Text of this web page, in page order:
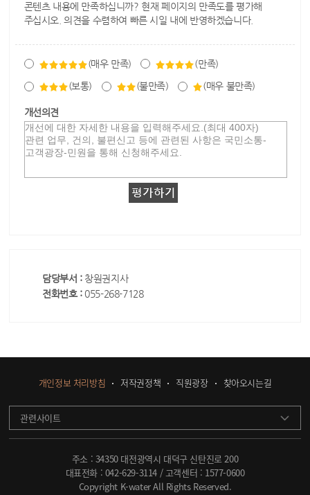
콘텐츠 내용에 만족하십니까? 현재 페이지의 만족도를 평가해
주십시오. 의견을 수렴하여 빠른 시일 내에 반영하겠습니다.
(매우 만족) (만족)
(보통) (불만족) (매우 불만족)
개선의견
담당부서 : 창원권지사
전화번호 : 055-268-7128
개인정보 처리방침 저작권정책 직원광장 찾아오시는길
관련사이트
주소 : 34350 대전광역시 대덕구 신탄진로 200
대표전화 : 042-629-3114 / 고객센터 : 1577-0600
Copyright K-water All Rights Reserved.